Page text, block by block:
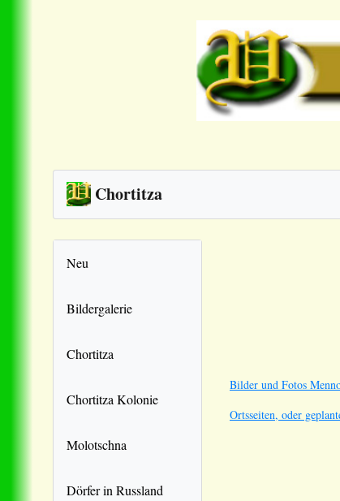
Chortitza
Neu
Bildergalerie
Chortitza
Chortitza Kolonie
Molotschna
Dörfer in Russland
Bilder und Fotos
Ortsseiten, oder